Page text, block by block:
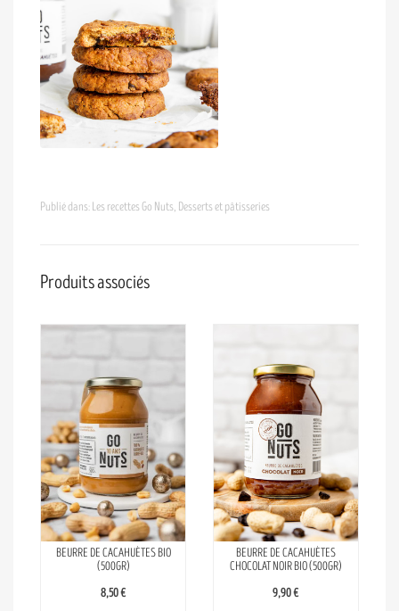
Publié dans:Les recettes Go Nuts, Desserts et pâtisseries
Produits associés
BEURRE DE CACAHUÈTES BIO
(500GR)
8,50 €
BEURRE DE CACAHUÈTES
CHOCOLAT NOIR BIO (500GR)
9,90 €